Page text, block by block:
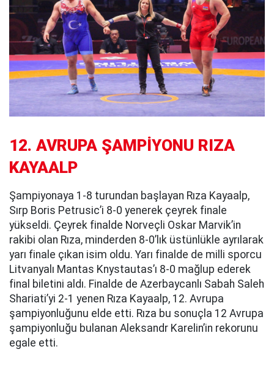
12. AVRUPA ŞAMPİYONU RIZA
KAYAALP
Şampiyonaya 1-8 turundan başlayan Rıza Kayaalp,
Sırp Boris Petrusic’i 8-0 yenerek çeyrek finale
yükseldi. Çeyrek finalde Norveçli Oskar Marvik’in
rakibi olan Rıza, minderden 8-0’lık üstünlükle ayrılarak
yarı finale çıkan isim oldu. Yarı finalde de milli sporcu
Litvanyalı Mantas Knystautas’ı 8-0 mağlup ederek
final biletini aldı. Finalde de Azerbaycanlı Sabah Saleh
Shariati’yi 2-1 yenen Rıza Kayaalp, 12. Avrupa
şampiyonluğunu elde etti. Rıza bu sonuçla 12 Avrupa
şampiyonluğu bulanan Aleksandr Karelin’in rekorunu
egale etti.